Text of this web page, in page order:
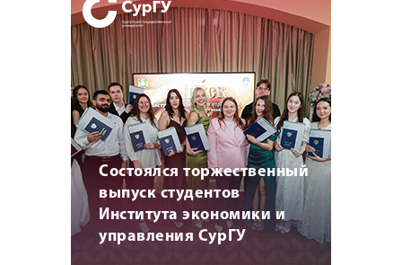
Состоялся торжественный
выпуск студентов
Института экономики и
управления СурГУ